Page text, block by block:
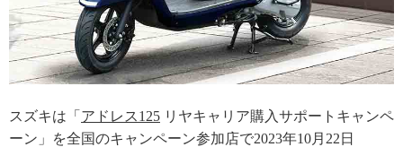
スズキは「 アドレス125 リヤキャリア購入サポートキャンペ
ーン」を全国のキャンペーン参加店で2023年10月22日